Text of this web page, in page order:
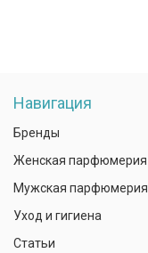
Навигация
Бренды
Женская парфюмерия
Мужская парфюмерия
Уход и гигиена
Статьи